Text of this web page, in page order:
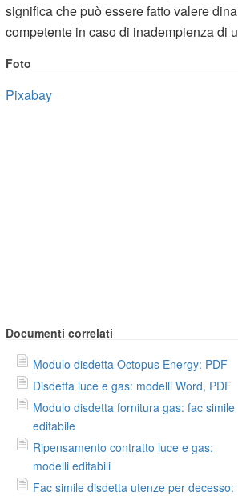
significa che può essere fatto valere
competente in caso di inadempienza di
Foto
Pixabay
Documenti correlati
Modulo disdetta Octopus Energy: PDF
Disdetta luce e gas: modelli Word, PDF
Modulo disdetta fornitura gas: fac simile
editabile
Ripensamento contratto luce e gas:
modelli editabili
Fac simile disdetta utenze per decesso: